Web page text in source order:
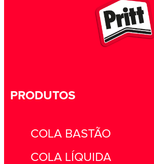
PRODUTOS
COLA BASTÃO
COLA LÍQUIDA